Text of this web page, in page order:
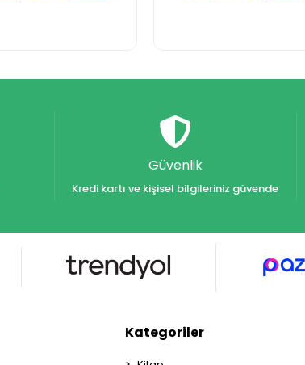
Güvenlik
Kredi kartı ve kişisel bilgileriniz güvende
Kategoriler